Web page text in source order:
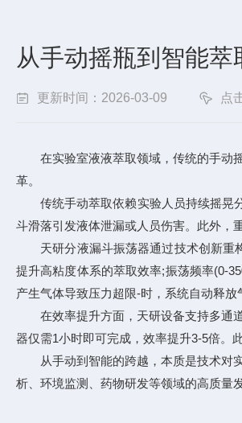
从手动摇瓶到智能
更新时间：2026-03-09 点
在实验室液液萃取领域，传统的手动摇
革。
传统手动萃取依赖实验人员持续摇晃分
斗滑落引发液体泄漏或人员伤害。此外，
天研分液漏斗振荡器通过技术创新重构
提升高粘度体系的萃取效率;振荡频率(0-
产生气体导致压力超限-时，系统自动释
在效率提升方面，天研设备支持多通道
器仅需1小时即可完成，效率提升3-5倍。
从手动到智能的跨越，本质是技术对实
析、环境监测、药物研发等领域的高质量